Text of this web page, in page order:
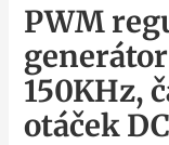
PWM
150KHz,
otáček